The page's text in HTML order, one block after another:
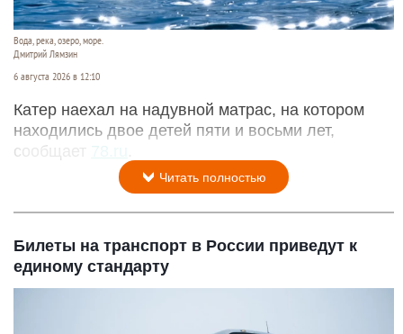
Вода, река, озеро, море.
Дмитрий Лямзин
6 августа 2026 в 12:10
Катер наехал на надувной матрас, на котором
находились двое детей пяти и восьми лет,
сообщает 78.ru
Читать полностью
Билеты на транспорт в России приведут к
единому стандарту